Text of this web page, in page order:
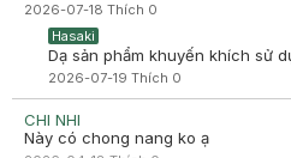
2026-07-18 Thích 0
Hasaki
Dạ sản phẩm khuyến khích sử
2026-07-19 Thích 0
CHI NHI
Này có chong nang ko ạ